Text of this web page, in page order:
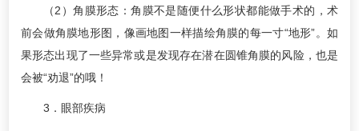
（2）角膜形态：角膜不是随便什么形状都能做手术的，术
前会做角膜地形图，像画地图一样描绘角膜的每一寸“地形”。如
果形态出现了一些异常或是发现存在潜在圆锥角膜的风险，也是
会被“劝退”的哦！
3．眼部疾病